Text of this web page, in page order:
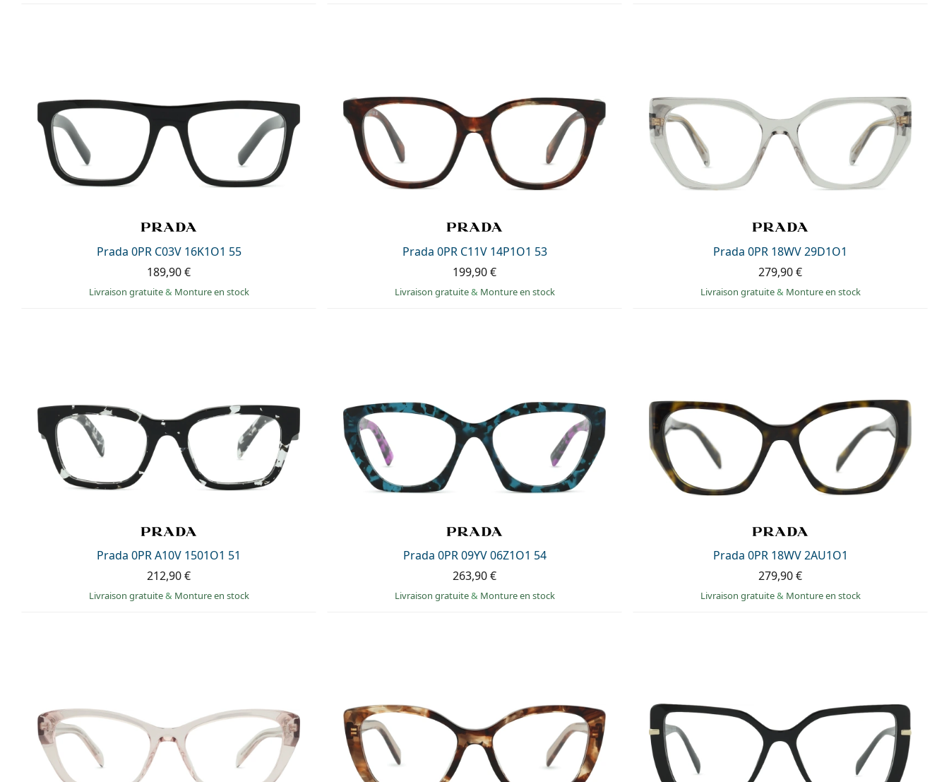
Prada 0PR C03V 16K1O1 55
189,90 €
Livraison gratuite& Monture en stock
Prada 0PR C11V 14P1O1 53
199,90 €
Livraison gratuite& Monture en stock
Prada 0PR 18WV 29D1O1
279,90 €
Livraison gratuite& Monture en stock
Prada 0PR A10V 1501O1 51
212,90 €
Livraison gratuite& Monture en stock
Prada 0PR 09YV 06Z1O1 54
263,90 €
Livraison gratuite& Monture en stock
Prada 0PR 18WV 2AU1O1
279,90 €
Livraison gratuite& Monture en stock